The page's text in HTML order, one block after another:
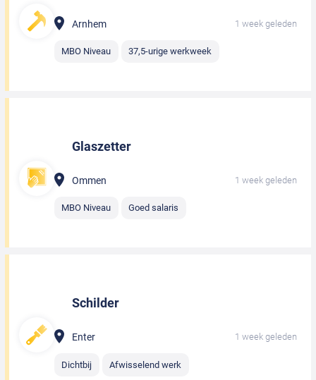
Arnhem 1 week geleden
MBO Niveau 37,5-urige werkweek
Glaszetter
Ommen 1 week geleden
MBO Niveau Goed salaris
Schilder
Enter 1 week geleden
Dichtbij Afwisselend werk